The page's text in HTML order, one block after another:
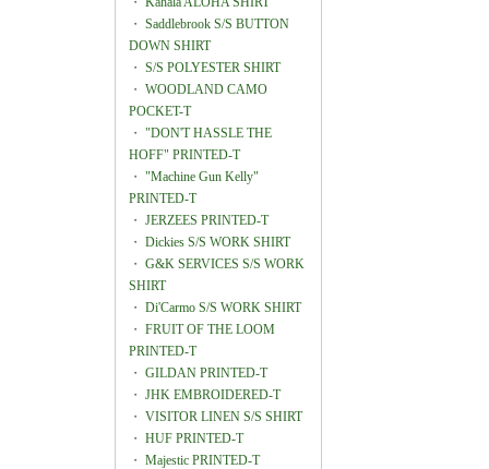
・ Saddlebrook S/S BUTTON
DOWN SHIRT
・ S/S POLYESTER SHIRT
・ WOODLAND CAMO
POCKET-T
・ "DON'T HASSLE THE
HOFF" PRINTED-T
・ "Machine Gun Kelly"
PRINTED-T
・ JERZEES PRINTED-T
・ Dickies S/S WORK SHIRT
・ G&K SERVICES S/S WORK
SHIRT
・ Di'Carmo S/S WORK SHIRT
・ FRUIT OF THE LOOM
PRINTED-T
・ GILDAN PRINTED-T
・ JHK EMBROIDERED-T
・ VISITOR LINEN S/S SHIRT
・ HUF PRINTED-T
・ Majestic PRINTED-T